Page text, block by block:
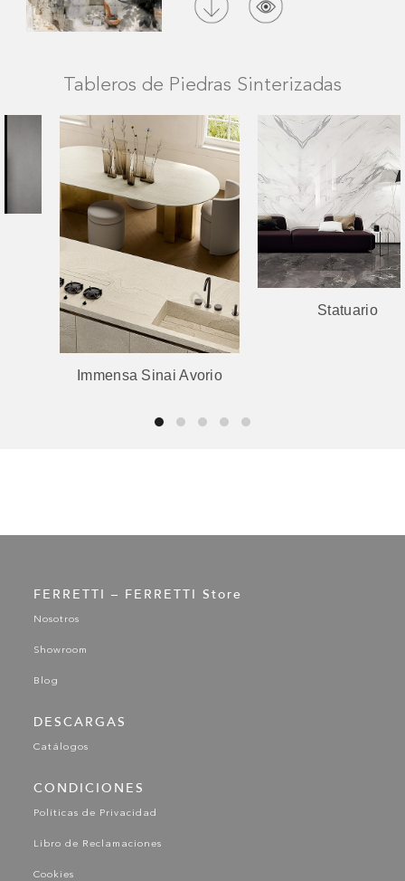
Tableros de Piedras Sinterizadas
Immensa Sinai Avorio
Statuario
FERRETTI – FERRETTI Store
Nosotros
Showroom
Blog
DESCARGAS
Catálogos
CONDICIONES
Políticas de Privacidad
Libro de Reclamaciones
Cookies